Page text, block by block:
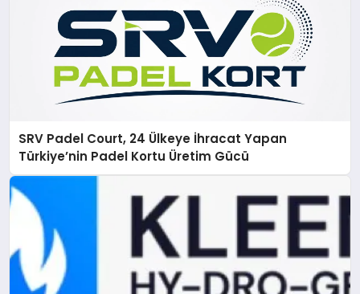
SRV Padel Court, 24 Ülkeye İhracat Yapan
Türkiye’nin Padel Kortu Üretim Gücü